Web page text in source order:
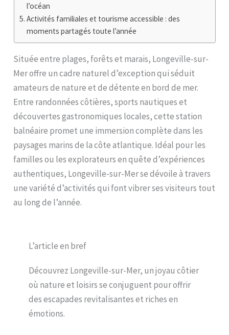
l’océan
Activités familiales et tourisme accessible : des
moments partagés toute l’année
Située entre plages, forêts et marais, Longeville-sur-
Mer offre un cadre naturel d’exception qui séduit
amateurs de nature et de détente en bord de mer.
Entre randonnées côtières, sports nautiques et
découvertes gastronomiques locales, cette station
balnéaire promet une immersion complète dans les
paysages marins de la côte atlantique. Idéal pour les
familles ou les explorateurs en quête d’expériences
authentiques, Longeville-sur-Mer se dévoile à travers
une variété d’activités qui font vibrer ses visiteurs tout
au long de l’année.
L’article en bref
Découvrez Longeville-sur-Mer, un joyau côtier
où nature et loisirs se conjuguent pour offrir
des escapades revitalisantes et riches en
émotions.